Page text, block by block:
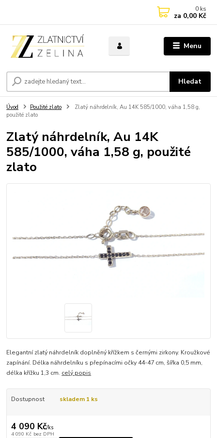
Menu
Hledat
0 ks
za 0,00 Kč
Úvod Použité zlato
Zlatý náhrdelník, Au 14K 585/1000, váha 1,58 g,
použité zlato
Zlatý náhrdelník, Au 14K
585/1000, váha 1,58 g, použité
zlato
Elegantní zlatý náhrdelník doplněný křížkem s černými zirkony. Kroužkové
zapínání. Délka náhrdelníku s přepínacími očky 44-47 cm, šířka 0,5 mm,
délka křížku 1,3 cm. celý popis
Dostupnost skladem 1 ks
4 090 Kč/ks
4 090 Kč bez DPH